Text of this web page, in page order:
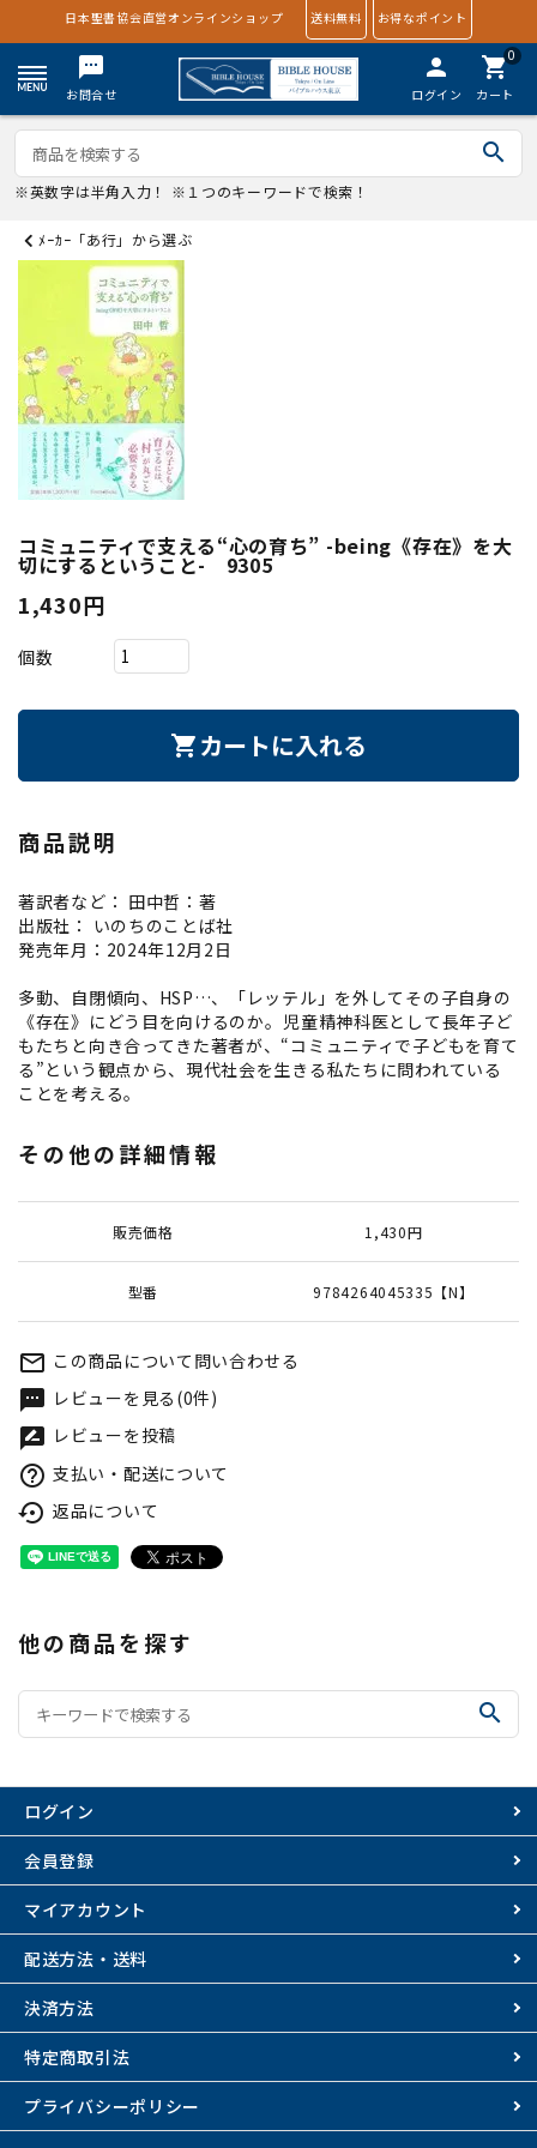
日本聖書協会直営オンラインショップ 送料無料 お得なポイント
textsms
お問合せ
person
ログイン
0
shopping_cart
カート
search
※英数字は半角入力！ ※１つのキーワードで検索！
ﾒｰｶｰ「あ行」から選ぶ
コミュニティで支える“心の育ち” -being《存在》を大
切にするということ- 9305
1,430円
個数
shopping_cart カートに入れる
商品説明
著訳者など： 田中哲：著
出版社： いのちのことば社
発売年月：2024年12月2日
多動、自閉傾向、HSP…、「レッテル」を外してその子自身の
《存在》にどう目を向けるのか――。児童精神科医として長年子ど
もたちと向き合ってきた著者が、“コミュニティで子どもを育て
る”という観点から、現代社会を生きる私たちに問われている
ことを考える。
その他の詳細情報
販売価格 1,430円
型番 9784264045335【N】
mail_outline この商品について問い合わせる
textsms レビューを見る(0件)
rate_review レビューを投稿
help_outline 支払い・配送について
settings_backup_restore 返品について
他の商品を探す
search
ログイン
会員登録
マイアカウント
配送方法・送料
決済方法
特定商取引法
プライバシーポリシー